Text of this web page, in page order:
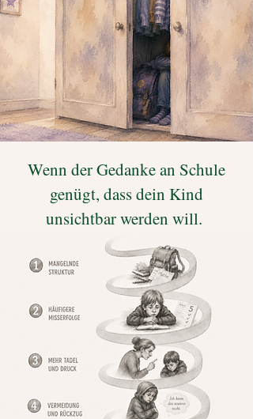
Wenn der Gedanke an Schule
genügt, dass dein Kind
unsichtbar werden will.